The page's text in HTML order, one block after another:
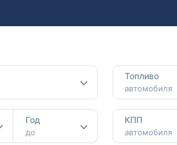
Nissan
Mazda
Mitsubishi
Subaru
Год
до
Топливо
автомобиля
КПП
автомобиля